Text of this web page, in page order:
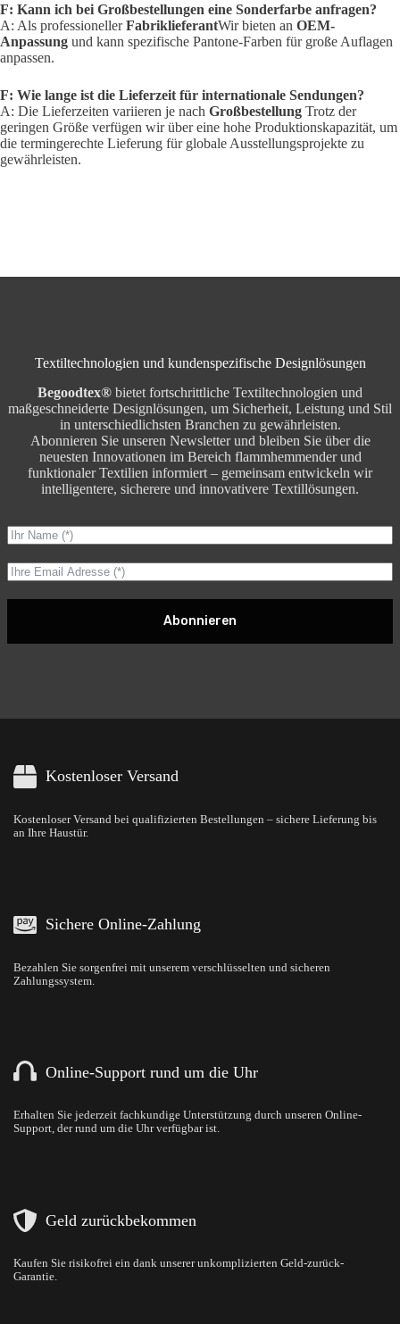
F: Kann ich bei Großbestellungen eine Sonderfarbe anfragen?
A: Als professionellerFabriklieferantWir bieten an OEM-
Anpassung und kann spezifische Pantone-Farben für große Auflagen
anpassen.
F: Wie lange ist die Lieferzeit für internationale Sendungen?
A: Die Lieferzeiten variieren je nach Großbestellung Trotz der
geringen Größe verfügen wir über eine hohe Produktionskapazität, um
die termingerechte Lieferung für globale Ausstellungsprojekte zu
gewährleisten.
Textiltechnologien und kundenspezifische Designlösungen
Begoodtex® bietet fortschrittliche Textiltechnologien und
maßgeschneiderte Designlösungen, um Sicherheit, Leistung und Stil
in unterschiedlichsten Branchen zu gewährleisten.
Abonnieren Sie unseren Newsletter und bleiben Sie über die
neuesten Innovationen im Bereich flammhemmender und
funktionaler Textilien informiert – gemeinsam entwickeln wir
intelligentere, sicherere und innovativere Textillösungen.
Abonnieren
Kostenloser Versand
Kostenloser Versand bei qualifizierten Bestellungen – sichere Lieferung bis
an Ihre Haustür.
Sichere Online-Zahlung
Bezahlen Sie sorgenfrei mit unserem verschlüsselten und sicheren
Zahlungssystem.
Online-Support rund um die Uhr
Erhalten Sie jederzeit fachkundige Unterstützung durch unseren Online-
Support, der rund um die Uhr verfügbar ist.
Geld zurückbekommen
Kaufen Sie risikofrei ein dank unserer unkomplizierten Geld-zurück-
Garantie.